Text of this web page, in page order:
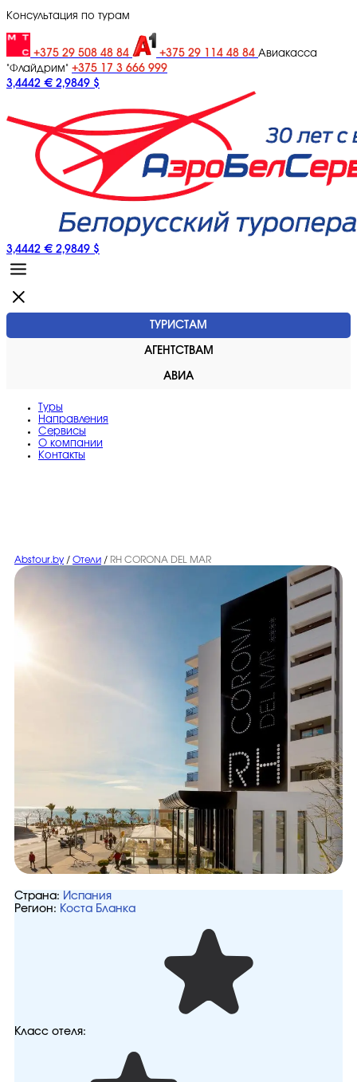
Консультация по турам
+375 29 508 48 84 +375 29 114 48 84 Авиакасса
"Флайдрим" +375 17 3 666 999
3,4442 € 2,9849 $
3,4442 € 2,9849 $
ТУРИСТАМ
АГЕНТСТВАМ
АВИА
Туры
Направления
Сервисы
O компании
Контакты
Abstour.by / Отели / RH CORONA DEL MAR
Страна: Испания
Регион: Коста Бланка
Класс отеля: